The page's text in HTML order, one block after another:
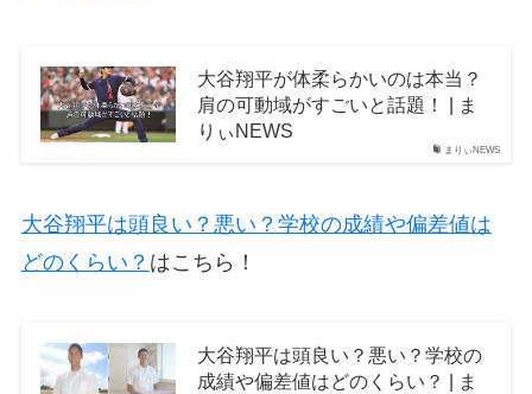
まりぃNEWS
大谷翔平が体柔らかいのは本当？
肩の可動域がすごいと話題！ | ま
りぃNEWS
大谷翔平は頭良い？悪い？学校の成績や偏差値は
どのくらい？ はこちら！
大谷翔平は頭良い？悪い？学校の
成績や偏差値はどのくらい？ | ま